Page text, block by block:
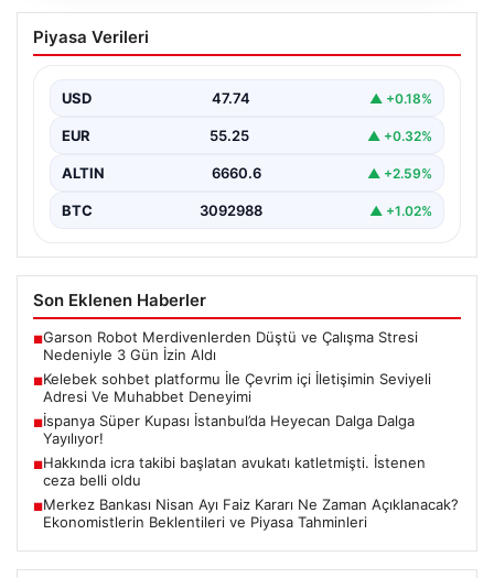
Kelebek sohbet platformu İle Çevrim içi
İletişimin Seviyeli Adresi Ve Muhabbet
İnternet dünyasında kullanıcıların güvenli bir tarzda
birçok…
Piyasa Verileri
USD 47.74 ▲ +0.18%
EUR 55.25 ▲ +0.32%
ALTIN 6660.6 ▲ +2.59%
BTC 3092988 ▲ +1.02%
Son Eklenen Haberler
■Garson Robot Merdivenlerden Düştü ve Çalışma Stresi
Nedeniyle 3 Gün İzin Aldı
■Kelebek sohbet platformu İle Çevrim içi İletişimin Seviyeli
Adresi Ve Muhabbet Deneyimi
■İspanya Süper Kupası İstanbul’da Heyecan Dalga Dalga
Yayılıyor!
■Hakkında icra takibi başlatan avukatı katletmişti. İstenen
ceza belli oldu
■Merkez Bankası Nisan Ayı Faiz Kararı Ne Zaman Açıklanacak?
Ekonomistlerin Beklentileri ve Piyasa Tahminleri